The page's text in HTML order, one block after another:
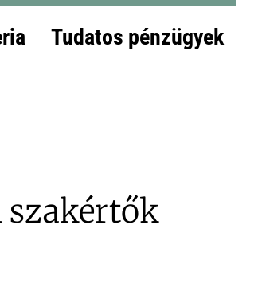
Tudatos pénzügyek
szakértők